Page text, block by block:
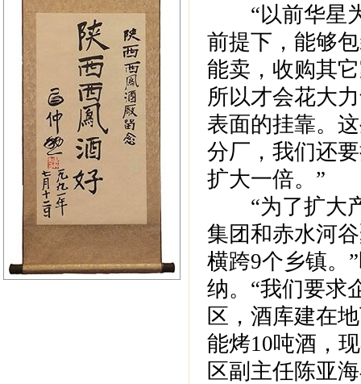
“以前华星为
前提下，能够
能卖，收购其
所以才会花大
表面的挂靠。
分厂，我们还
扩大一倍。”
“为了扩大产
集团和赤水河
横跨9个乡镇。
纳。“我们要求
区，酒库建在
能烤10吨酒，
区副主任陈亚